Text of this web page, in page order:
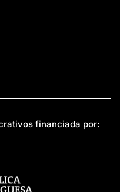
financiada por: